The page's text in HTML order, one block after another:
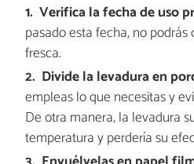
Verifica la fecha de uso
pasado esta fecha, no
fresca.
Divide la levadura en
empleas lo que necesitas y
De otra manera, la levadura
temperatura y perdería su